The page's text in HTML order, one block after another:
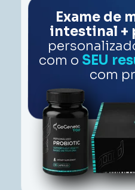
Exame de
com o SEU
com